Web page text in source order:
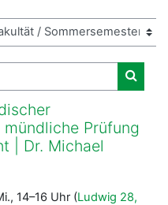
Prüfung
| Dr. Michael
14–16 Uhr (Ludwig 28,